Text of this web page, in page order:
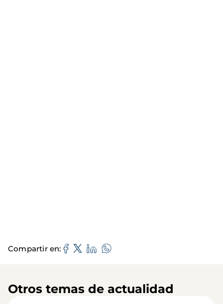
Compartir en
Otros temas de actualidad